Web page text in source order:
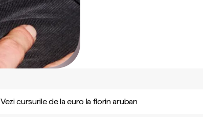
Vezi cursurile de la euro la florin aruban